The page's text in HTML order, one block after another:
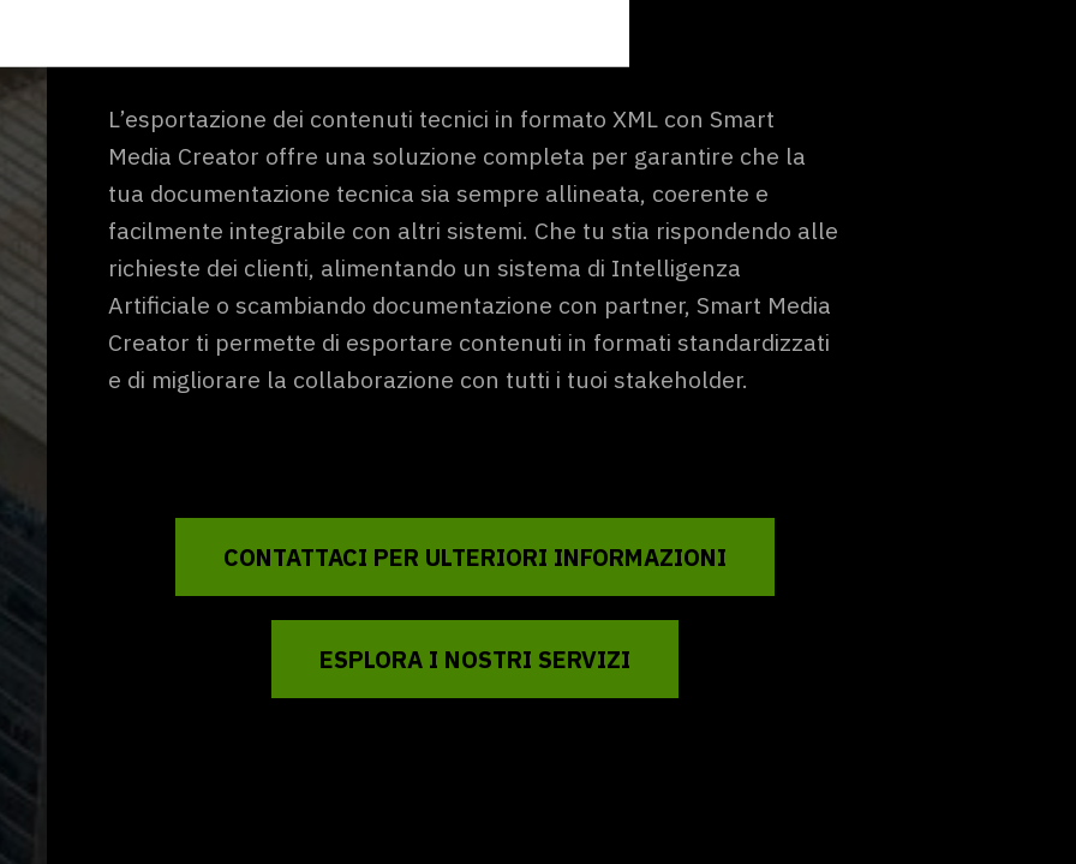
L’esportazione dei contenuti tecnici in formato XML con Smart
Media Creator offre una soluzione completa per garantire che la
tua documentazione tecnica sia sempre allineata, coerente e
facilmente integrabile con altri sistemi. Che tu stia rispondendo alle
richieste dei clienti, alimentando un sistema di Intelligenza
Artificiale o scambiando documentazione con partner, Smart Media
Creator ti permette di esportare contenuti in formati standardizzati
e di migliorare la collaborazione con tutti i tuoi stakeholder.
CONTATTACI PER ULTERIORI INFORMAZIONI
ESPLORA I NOSTRI SERVIZI